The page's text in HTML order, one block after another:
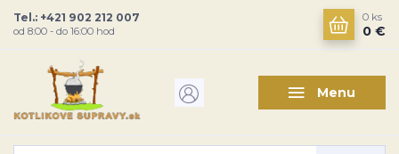
Menu
Tel.: +421 902 212 007
od 8:00 - do 16:00 hod
0 ks
0 €